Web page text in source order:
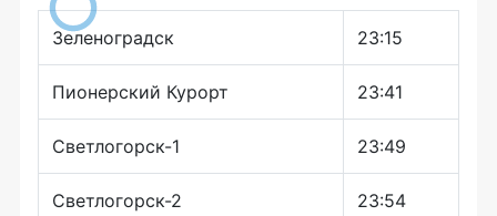
Зеленоградск 23:15
Пионерский Курорт 23:41
Светлогорск-1 23:49
Светлогорск-2 23:54